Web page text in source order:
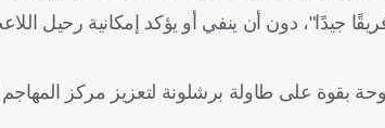
جيدًا"، دون أن ينفي أو يؤكد إمكانية رحيل
24 عامًا، أحد الأسماء المطروحة بقوة على طاولة برشلونة لتعزيز